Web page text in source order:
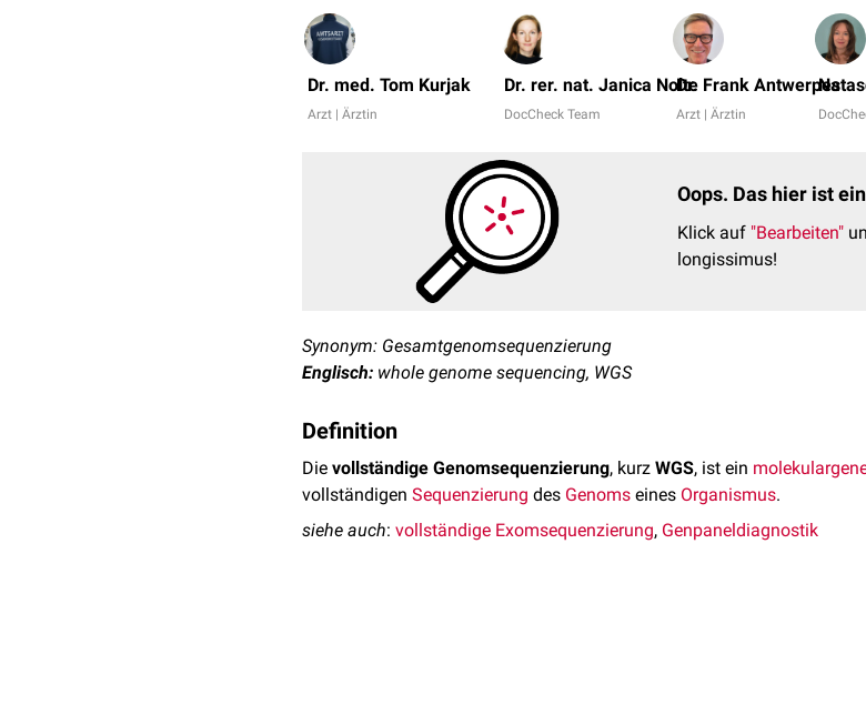
Dr. med. Tom Kurjak
Arzt | Ärztin
Dr. rer. nat. Janica Nolte
DocCheck Team
Dr. Frank Antwerpes
Arzt | Ärztin
Oops. Das hier ist
Klick auf "Bearbeiten"
longissimus!
Synonym: Gesamtgenomsequenzierung
Englisch: whole genome sequencing, WGS
Definition
Die vollständige Genomsequenzierung, kurz WGS, ist ein
vollständigen Sequenzierung des Genoms eines Organismus.
siehe auch: vollständige Exomsequenzierung, Genpaneldiagnostik